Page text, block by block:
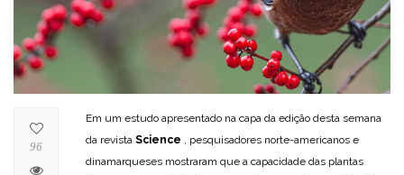
Em um estudo apresentado na capa da edição desta semana
da revista Science , pesquisadores norte-americanos e
dinamarqueses mostraram que a capacidade das plantas
96